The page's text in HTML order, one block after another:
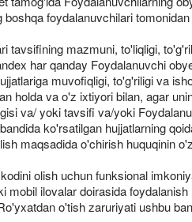
foydalanuvchilari
mazmuni, to'liqligi,
har qanday Foydalanuvchi
muvofiqligi, to'g'riligi va
holda va o'z ixtiyori bilan, agar
va/ yoki tavsifi va/yoki
ko'rsatilgan hujjatlarning
maqsadida o'chirish huquqinin
olish uchun funksional
ilovalar doirasida
o'tish zaruriyati ushbu